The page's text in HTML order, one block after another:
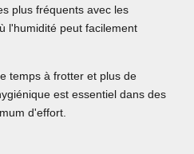
plus fréquents avec les
l'humidité peut facilement
temps à frotter et plus de
est essentiel dans des
d'effort.